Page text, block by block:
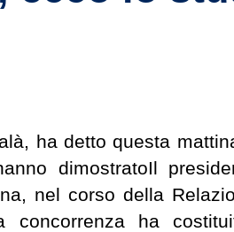
ha detto questa
dimostratoIl
nel corso della
concorrenza ha